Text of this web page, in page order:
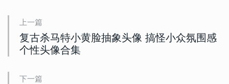
上一篇
复古杀马特小黄脸抽象头像 搞怪小众氛围感
个性头像合集
下一篇